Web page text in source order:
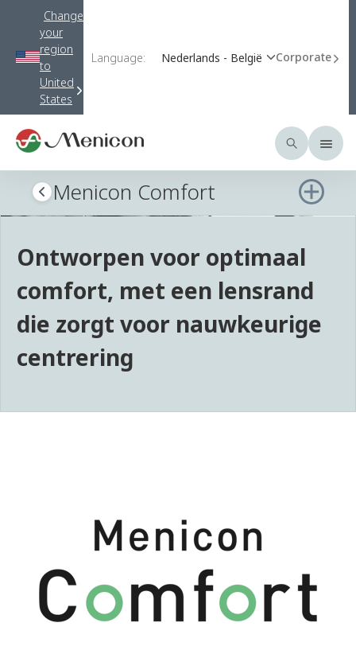
Change
your
region
to
United
States
Language: Nederlands - België Corporate
Menicon Comfort
Ontworpen voor optimaal
comfort, met een lensrand
die zorgt voor nauwkeurige
centrering